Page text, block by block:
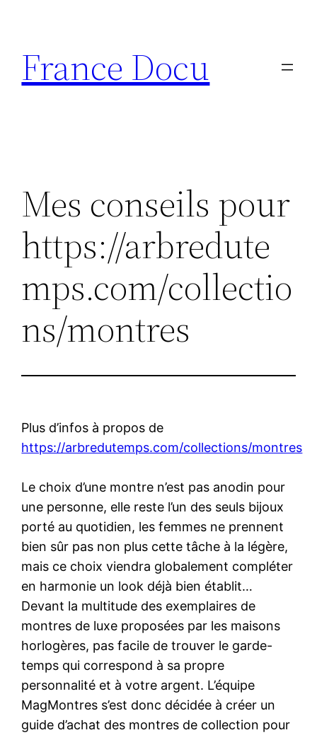
contenu
France Docu
Mes conseils pour
https://arbredute
mps.com/collectio
ns/montres
Plus d’infos à propos de
https://arbredutemps.com/collections/montres
Le choix d’une montre n’est pas anodin pour
une personne, elle reste l’un des seuls bijoux
porté au quotidien, les femmes ne prennent
bien sûr pas non plus cette tâche à la légère,
mais ce choix viendra globalement compléter
en harmonie un look déjà bien établit…
Devant la multitude des exemplaires de
montres de luxe proposées par les maisons
horlogères, pas facile de trouver le garde-
temps qui correspond à sa propre
personnalité et à votre argent. L’équipe
MagMontres s’est donc décidée à créer un
guide d’achat des montres de collection pour